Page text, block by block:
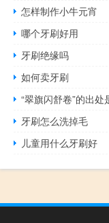
怎样制作小牛元宵
哪个牙刷好用
牙刷绝缘吗
如何卖牙刷
“翠旗闪舒卷”的出处
牙刷怎么洗掉毛
儿童用什么牙刷好